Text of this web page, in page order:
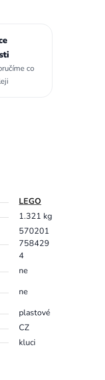
co
LEGO
1.321 kg
570201
758429
4
ne
ne
plastové
CZ
kluci